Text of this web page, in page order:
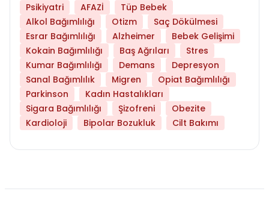
Psikiyatri AFAZİ
Tüp Bebek
Alkol Bağımlılığı
Otizm
Saç Dökülmesi
Esrar Bağımlılığı
Alzheimer
Bebek Gelişimi
Kokain Bağımlılığı
Baş Ağrıları
Stres
Kumar Bağımlılığı
Demans
Depresyon
Sanal Bağımlılık
Migren
Opiat Bağımlılığı
Parkinson
Kadın Hastalıkları
Sigara Bağımlılığı
Şizofreni
Obezite
Kardioloji
Bipolar Bozukluk Cilt Bakımı